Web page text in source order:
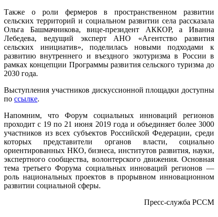
Также о роли фермеров в пространственном развитии
сельских территорий и социальном развитии села рассказала
Ольга Башмачникова, вице-президент АККОР, а Иванна
Лебедева, ведущий эксперт АНО «Агентство развития
сельских инициатив», поделилась новыми подходами к
развитию внутреннего и въездного экотуризма в России в
рамках концепции Программы развития сельского туризма до
2030 года.
Выступления участников дискуссионной площадки доступны
по ссылке.
Напомним, что Форум социальных инноваций регионов
проходит с 19 по 21 июня 2019 года и объединяет более 3000
участников из всех субъектов Российской Федерации, среди
которых представители органов власти, социально
ориентированных НКО, бизнеса, институтов развития, науки,
экспертного сообщества, волонтерского движения. Основная
тема третьего Форума социальных инноваций регионов —
роль национальных проектов в прорывном инновационном
развитии социальной сферы.
Пресс-служба РССМ